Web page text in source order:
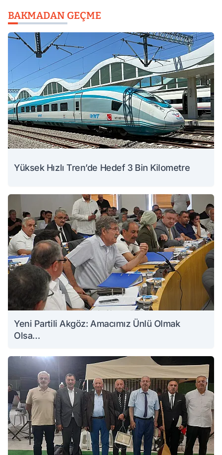
BAKMADAN GEÇME
Yüksek Hızlı Tren’de Hedef 3 Bin Kilometre
Yeni Partili Akgöz: Amacımız Ünlü Olmak
Olsa…